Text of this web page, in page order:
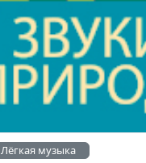
Лёгкая музыка